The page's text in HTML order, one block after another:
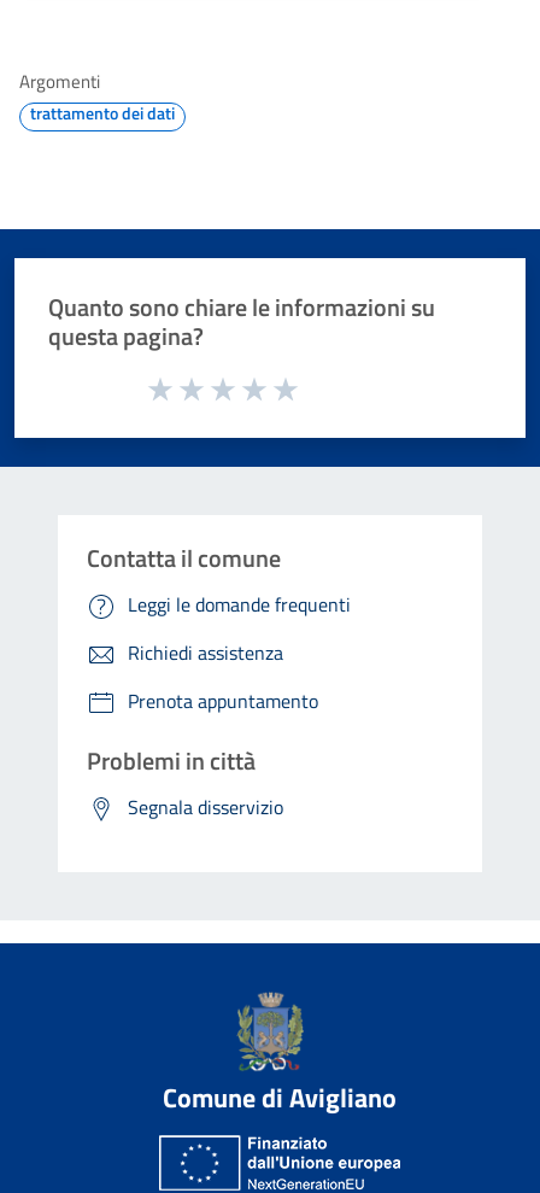
Argomenti
trattamento dei dati
Quanto sono chiare le informazioni su
questa pagina?
Valuta da 1 a 5 stelle la pagina
Contatta il comune
Leggi le domande frequenti
Richiedi assistenza
Prenota appuntamento
Problemi in città
Segnala disservizio
Comune di Avigliano